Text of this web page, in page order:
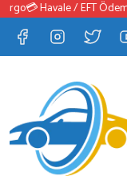
💳 Havale / EFT